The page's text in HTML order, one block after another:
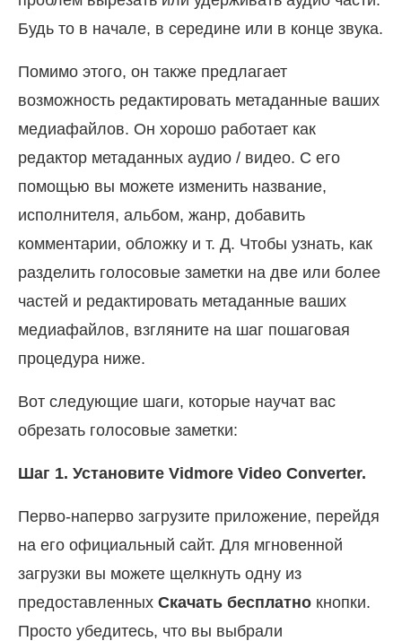
Будь то в начале, в середине или в конце звука.
Помимо этого, он также предлагает
возможность редактировать метаданные ваших
медиафайлов. Он хорошо работает как
редактор метаданных аудио / видео. С его
помощью вы можете изменить название,
исполнителя, альбом, жанр, добавить
комментарии, обложку и т. Д. Чтобы узнать, как
разделить голосовые заметки на две или более
частей и редактировать метаданные ваших
медиафайлов, взгляните на шаг пошаговая
процедура ниже.
Вот следующие шаги, которые научат вас
обрезать голосовые заметки:
Шаг 1. Установите Vidmore Video Converter.
Перво-наперво загрузите приложение, перейдя
на его официальный сайт. Для мгновенной
загрузки вы можете щелкнуть одну из
предоставленных Скачать бесплатно кнопки.
Просто убедитесь, что вы выбрали